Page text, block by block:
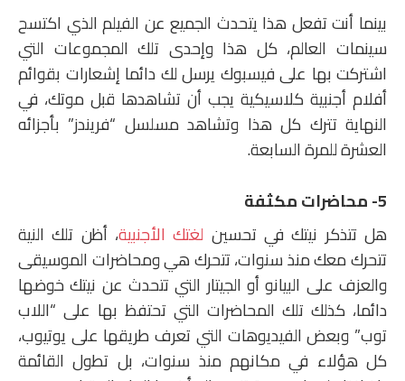
بينما أنت تفعل هذا يتحدث الجميع عن الفيلم الذي اكتسح
سينمات العالم، كل هذا وإحدى تلك المجموعات التي
اشتركت بها على فيسبوك يرسل لك دائما إشعارات بقوائم
أفلام أجنبية كلاسيكية يجب أن تشاهدها قبل موتك، في
النهاية تترك كل هذا وتشاهد مسلسل “فريندز” بأجزائه
العشرة للمرة السابعة.
5- محاضرات مكثفة
هل تتذكر نيتك في تحسين لغتك الأجنبية، أظن تلك النية
تتحرك معك منذ سنوات، تتحرك هي ومحاضرات الموسيقى
والعزف على البيانو أو الجيتار التي تتحدث عن نيتك خوضها
دائما، كذلك تلك المحاضرات التي تحتفظ بها على “اللاب
توب” وبعض الفيديوهات التي تعرف طريقها على يوتيوب،
كل هؤلاء في مكانهم منذ سنوات، بل تطول القائمة